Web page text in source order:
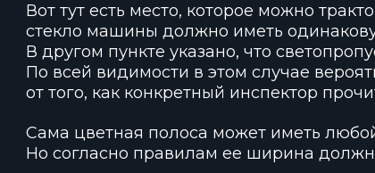
Вот тут есть место, которое можно
стекло машины должно иметь
В другом пункте указано, что
По всей видимости в этом случае
от того, как конкретный инспектор
Сама цветная полоса может иметь
Но согласно правилам ее ширина